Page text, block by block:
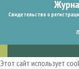
Свидетельство о
Этот сайт использует